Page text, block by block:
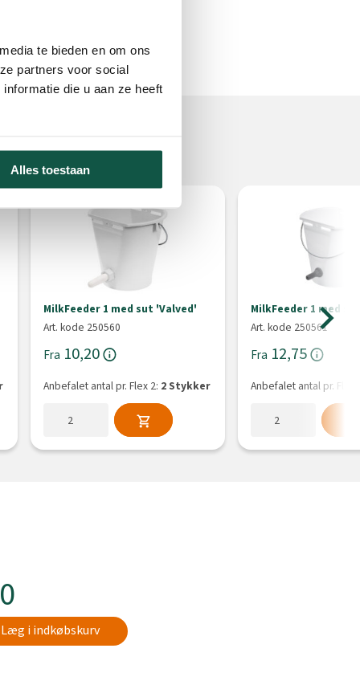
te bieden en om ons
partners voor social
die u aan ze heeft
Alles toestaan
MilkFeeder 1 med sut 'Valved'
Art. kode 250560
Fra 10,20
Anbefalet antal pr. Flex 2: 2 Stykker
MilkFeeder 1 med
Art. kode 250561
Fra 12,75
Anbefalet antal pr. Flex
Læg i indkøbskurv